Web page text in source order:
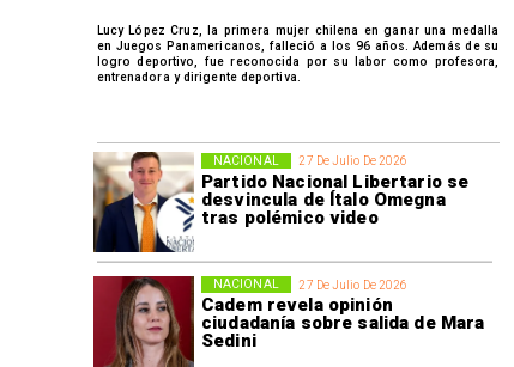
27 De Julio De 2026
Partido Nacional Libertario se
desvincula de Ítalo Omegna
tras polémico video
NACIONAL
27 De Julio De 2026
Cadem revela opinión
ciudadanía sobre salida de Mara
Sedini
NACIONAL
Lucy López Cruz, la primera mujer chilena en ganar una medalla
en Juegos Panamericanos, falleció a los 96 años. Además de su
logro deportivo, fue reconocida por su labor como profesora,
entrenadora y dirigente deportiva.